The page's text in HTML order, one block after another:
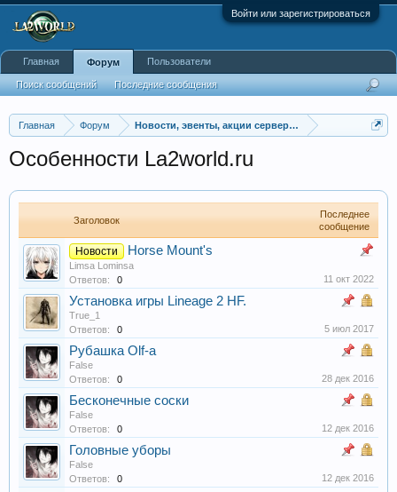
Войти или зарегистрироваться
Главная Форум Новости, эвенты, акции серверов La2world.ru
Особенности La2world.ru
Заголовок
Последнее
сообщение
Новости Horse Mount's
Limsa Lominsa
Ответов:
0 11 окт 2022
Установка игры Lineage 2 HF.
True_1
Ответов:
0 5 июл 2017
Рубашка Olf-a
False
Ответов:
0 28 дек 2016
Бесконечные соски
False
Ответов:
0 12 дек 2016
Головные уборы
False
Ответов:
0 12 дек 2016
Главная Форум
Поиск сообщений Последние сообщения
Пользователи